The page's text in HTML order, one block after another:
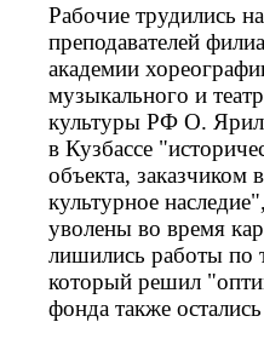
Рабочие трудились
преподавателей
академии
музыкального и
культуры РФ О.
в Кузбассе
объекта,
культурное
уволены во время
лишились работы по
который решил
фонда также